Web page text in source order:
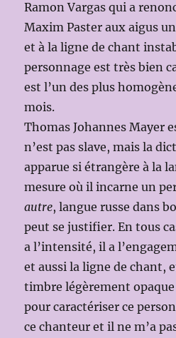
Ramon Vargas qui a
Maxim Paster aux aigus
et à la ligne de chant
personnage est très bien
est l’un des plus
mois.
Thomas Johannes Mayer
n’est pas slave, mais la
apparue si étrangère à la
mesure où il incarne un
autre, langue russe dans
peut se justifier. En tous
a l’intensité, il a
et aussi la ligne de chant,
timbre légèrement
pour caractériser ce
ce chanteur et il ne m’a